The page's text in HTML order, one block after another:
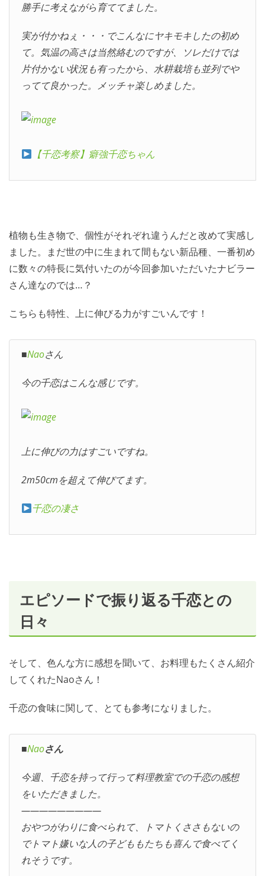
勝手に考えながら育ててました。
実が付かねぇ・・・でこんなにヤキモキしたの初め
て。気温の高さは当然絡むのですが、ソレだけでは
片付かない状況も有ったから、水耕栽培も並列でや
ってて良かった。メッチャ楽しめました。
【千恋考察】癖強千恋ちゃん
植物も生き物で、個性がそれぞれ違うんだと改めて実感し
ました。まだ世の中に生まれて間もない新品種、一番初め
に数々の特長に気付いたのが今回参加いただいたナビラー
さん達なのでは…？
こちらも特性、上に伸びる力がすごいんです！
■Naoさん
今の千恋はこんな感じです。
上に伸びの力はすごいですね。
2m50cmを超えて伸びてます。
千恋の凄さ
エピソードで振り返る千恋との
日々
そして、色んな方に感想を聞いて、お料理もたくさん紹介
してくれたNaoさん！
千恋の食味に関して、とても参考になりました。
■Naoさん
今週、千恋を持って行って料理教室での千恋の感想
をいただきました。
—————————
おやつがわりに食べられて、トマトくささもないの
でトマト嫌いな人の子どももたちも喜んで食べてく
れそうです。